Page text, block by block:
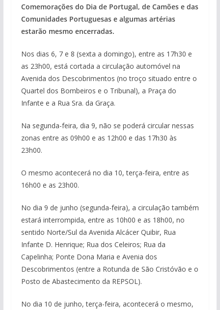
Comemorações do Dia de Portugal, de Camões e das
Comunidades Portuguesas e algumas artérias
estarão mesmo encerradas.
Nos dias 6, 7 e 8 (sexta a domingo), entre as 17h30 e
as 23h00, está cortada a circulação automóvel na
Avenida dos Descobrimentos (no troço situado entre o
Quartel dos Bombeiros e o Tribunal), a Praça do
Infante e a Rua Sra. da Graça.
Na segunda-feira, dia 9, não se poderá circular nessas
zonas entre as 09h00 e as 12h00 e das 17h30 às
23h00.
O mesmo acontecerá no dia 10, terça-feira, entre as
16h00 e as 23h00.
No dia 9 de junho (segunda-feira), a circulação também
estará interrompida, entre as 10h00 e as 18h00, no
sentido Norte/Sul da Avenida Alcácer Quibir, Rua
Infante D. Henrique; Rua dos Celeiros; Rua da
Capelinha; Ponte Dona Maria e Avenia dos
Descobrimentos (entre a Rotunda de São Cristóvão e o
Posto de Abastecimento da REPSOL).
No dia 10 de junho, terça-feira, acontecerá o mesmo,